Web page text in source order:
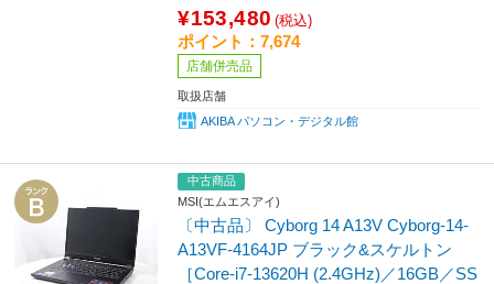
¥153,480 (税込)
ポイント：7,674
店舗併売品
取扱店舗
AKIBA パソコン・デジタル館
中古商品
MSI(エムエスアイ)
〔中古品〕 Cyborg 14 A13V Cyborg-14-
A13VF-4164JP ブラック&スケルトン
［Core-i7-13620H (2.4GHz)／16GB／SS